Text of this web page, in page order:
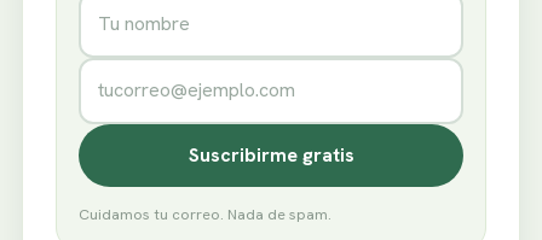
Correo electrónico
Suscribirme gratis
Cuidamos tu correo. Nada de spam.